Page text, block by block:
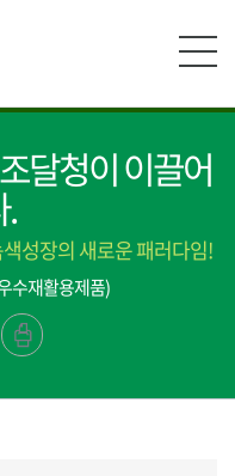
달청이 이끌어
.
성장의 새로운 패러다임!
수재활용제품)